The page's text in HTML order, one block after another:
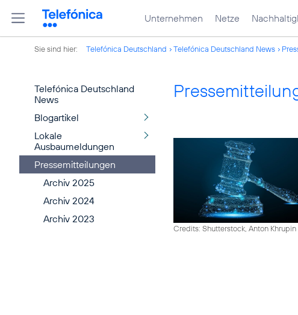
Unternehmen Netze
Sie sind hier: Telefónica Deutschland Telefónica Deutschland News
Telefónica Deutschland
News
Blogartikel
Lokale
Ausbaumeldungen
Pressemitteilungen
Archiv 2025
Archiv 2024
Archiv 2023
Credits: Shutterstock, Anton Khrupin